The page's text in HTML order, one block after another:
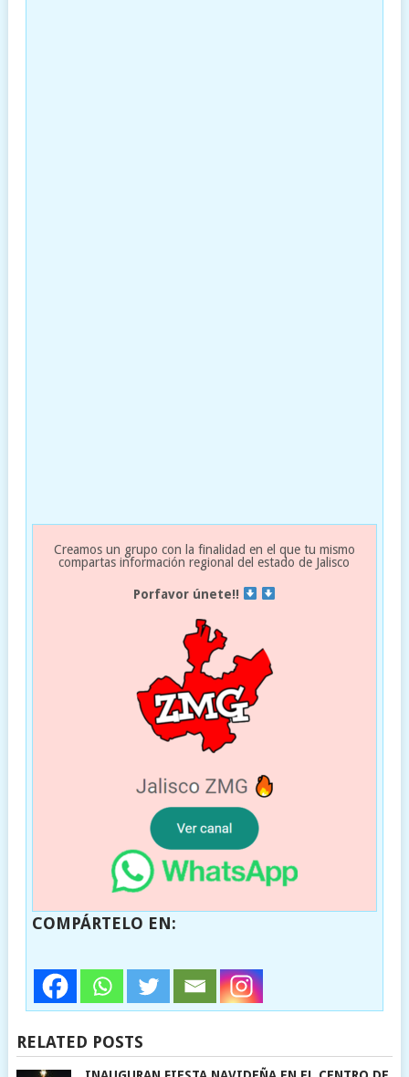
Creamos un grupo con la finalidad en el que tu mismo
compartas información regional del estado de Jalisco
Porfavor únete!!
COMPÁRTELO EN:
RELATED POSTS